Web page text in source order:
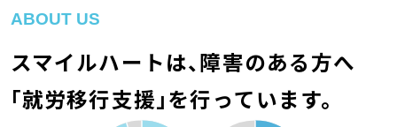
ABOUT US
スマイルハートは、障害のある方へ
「就労移行支援」を行っています。